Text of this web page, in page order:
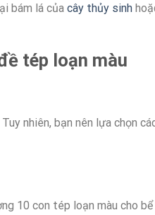
bám lá của cây thủy sinh
tép loạn màu
nhiên, bạn nên lựa chọn
10 con tép loạn màu cho